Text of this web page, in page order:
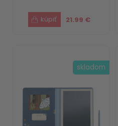
21.99 €
skladom